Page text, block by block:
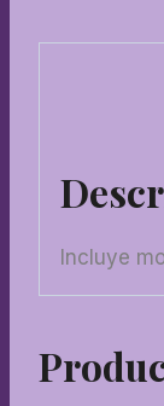
Incluye